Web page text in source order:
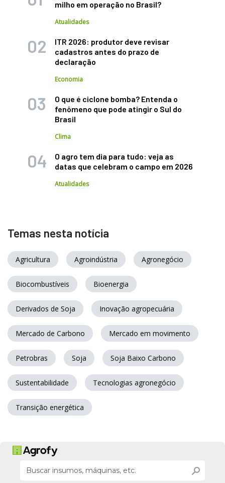
milho em operação no Brasil?
Atualidades
ITR 2026: produtor deve revisar
cadastros antes do prazo de
declaração
Economia
O que é ciclone bomba? Entenda o
fenômeno que pode atingir o Sul do
Brasil
Clima
O agro tem dia para tudo: veja as
datas que celebram o campo em 2026
Atualidades
Temas nesta notícia
Agricultura Agroindústria Agronegócio
Biocombustíveis Bioenergia
Derivados de Soja Inovação agropecuária
Mercado de Carbono Mercado em movimento
Petrobras Soja Soja Baixo Carbono
Sustentabilidade Tecnologias agronegócio
Transição energética